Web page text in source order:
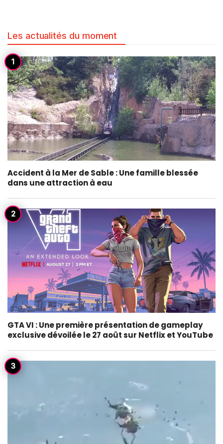
Les actualités du moment
Accident à la Mer de Sable : Une famille blessée
dans une attraction à eau
GTA VI : Une première présentation de gameplay
exclusive dévoilée le 27 août sur Netflix et YouTube